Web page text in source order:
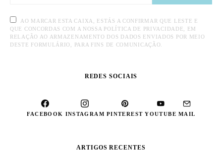
AO MARCAR ESTA CAIXA, ESTÁS A CONFIRMAR QUE LESTE E
QUE CONCORDAS COM A NOSSA POLÍTICA DE PRIVACIDADE, EM
RELAÇÃO AO ARMAZENAMENTO DOS DADOS ENVIADOS POR MEIO
DESTE FORMULÁRIO, PARA FINS DE COMUNICAÇÃO.
REDES SOCIAIS
FACEBOOK INSTAGRAM PINTEREST YOUTUBE MAIL
ARTIGOS RECENTES